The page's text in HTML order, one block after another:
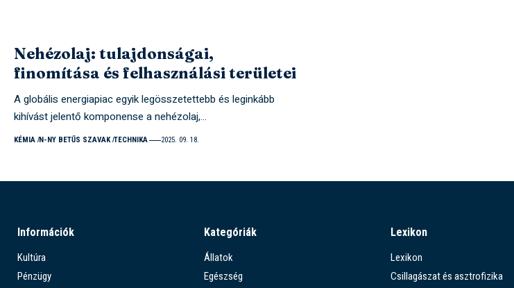
Nehézolaj: tulajdonságai,
finomítása és felhasználási területei
A globális energiapiac egyik legösszetettebb és leginkább
kihívást jelentő komponense a nehézolaj,…
KÉMIA N-NY BETŰS SZAVAK TECHNIKA 2025. 09. 18.
Információk
Kultúra
Pénzügy
Kategóriák
Állatok
Egészség
Lexikon
Lexikon
Csillagászat és asztrofizika